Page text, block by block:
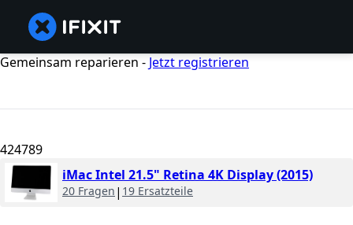
Gemeinsam reparieren - Jetzt registrieren
424789
iMac Intel 21.5" Retina 4K Display (2015)
20 Fragen | 19 Ersatzteile